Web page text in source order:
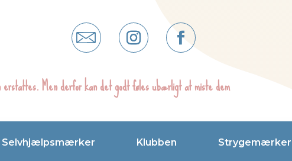
Men derfor kan det godt føles ubærligt at miste dem
Selvhjælpsmærker Klubben Strygemærker